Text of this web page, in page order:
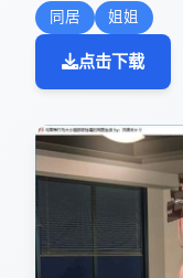
同居 姐姐
点击下载